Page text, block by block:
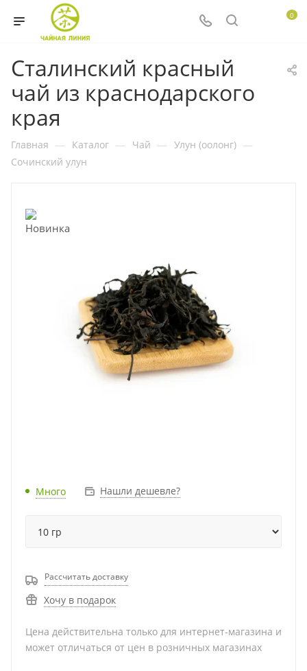
0
Сталинский красный
чай из краснодарского
края
Главная — Каталог — Чай — Улун (оолонг) —
Сочинский улун
Много Нашли дешевле?
Рассчитать доставку
Хочу в подарок
Цена действительна только для интернет-магазина и
может отличаться от цен в розничных магазинах